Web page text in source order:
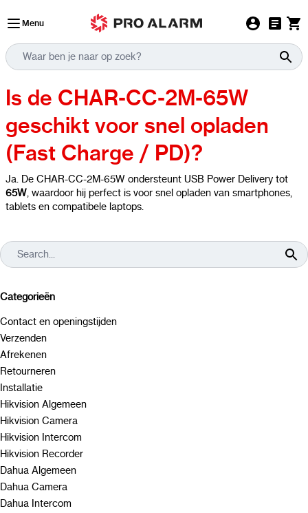
Menu
Is de CHAR-CC-2M-65W
geschikt voor snel opladen
(Fast Charge / PD)?
Ja. De CHAR-CC-2M-65W ondersteunt USB Power Delivery tot
65W, waardoor hij perfect is voor snel opladen van smartphones,
tablets en compatibele laptops.
Categorieën
Contact en openingstijden
Verzenden
Afrekenen
Retourneren
Installatie
Hikvision Algemeen
Hikvision Camera
Hikvision Intercom
Hikvision Recorder
Dahua Algemeen
Dahua Camera
Dahua Intercom